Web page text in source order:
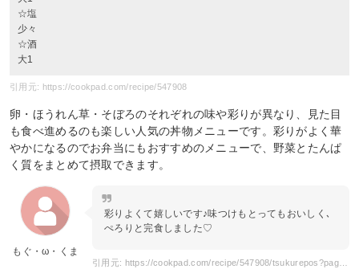
☆塩
少々
☆酒
大1
引用元: https://cookpad.com/recipe/547908
卵・ほうれん草・そぼろのそれぞれの味や彩りが異なり、見た目
も食べ進めるのも楽しい人気の丼物メニューです。彩りがよく華
やかになるのでお弁当にもおすすめのメニューで、野菜とたんぱ
く質をまとめて摂取できます。
もぐ・ω・くま
彩りよくて嬉しいです♪味つけもとってもおいしく､
ぺろりと完食しました♡
引用元: https://cookpad.com/recipe/547908/tsukurepos?page=3